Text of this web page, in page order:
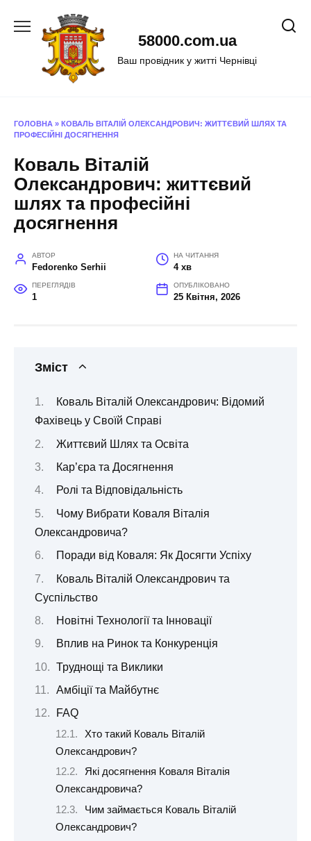
58000.com.ua
Ваш провідник у житті Чернівці
ГОЛОВНА » КОВАЛЬ ВІТАЛІЙ ОЛЕКСАНДРОВИЧ: ЖИТТЄВИЙ ШЛЯХ ТА
ПРОФЕСІЙНІ ДОСЯГНЕННЯ
Коваль Віталій
Олександрович: життєвий
шлях та професійні
досягнення
АВТОР
Fedorenko Serhii
НА ЧИТАННЯ
4 хв
ПЕРЕГЛЯДІВ
1
ОПУБЛІКОВАНО
25 Квітня, 2026
Зміст
Коваль Віталій Олександрович: Відомий
Фахівець у Своїй Справі
Життєвий Шлях та Освіта
Кар’єра та Досягнення
Ролі та Відповідальність
Чому Вибрати Коваля Віталія
Олександровича?
Поради від Коваля: Як Досягти Успіху
Коваль Віталій Олександрович та
Суспільство
Новітні Технології та Інновації
Вплив на Ринок та Конкуренція
Труднощі та Виклики
Амбіції та Майбутнє
FAQ
Хто такий Коваль Віталій
Олександрович?
Які досягнення Коваля Віталія
Олександровича?
Чим займається Коваль Віталій
Олександрович?